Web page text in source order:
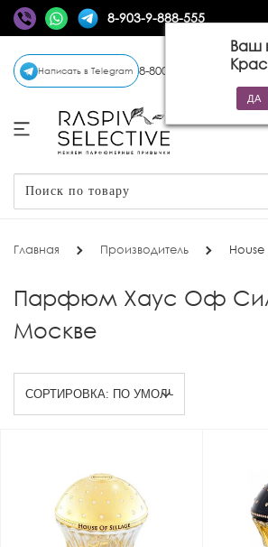
8-903-9-888-555
Ваш
Написать в Telegram 8-800-770-72-34
Главная Производитель
Парфюм Хаус Оф
Москве